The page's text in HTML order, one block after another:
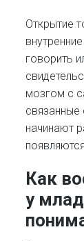
Открытие
говорить
мозгом с
начинают
Как
у